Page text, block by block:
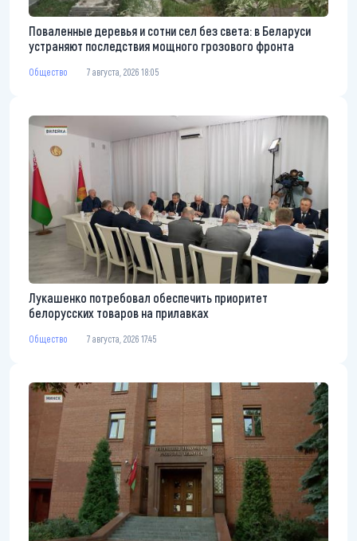
Поваленные деревья и сотни сел без света: в Беларуси
устраняют последствия мощного грозового фронта
Общество 7 августа, 2026 18:05
Лукашенко потребовал обеспечить приоритет
белорусских товаров на прилавках
Общество 7 августа, 2026 17:45